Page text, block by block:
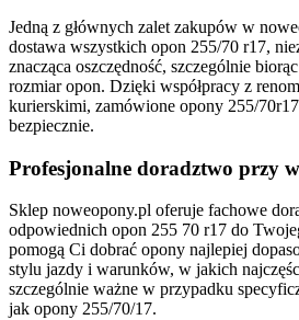
Jedną z głównych zalet zakupów w
dostawa wszystkich opon 255/70 r17,
znacząca oszczędność, szczególnie
rozmiar opon. Dzięki współpracy z
kurierskimi, zamówione opony 255/
bezpiecznie.
Profesjonalne doradztwo przy
Sklep noweopony.pl oferuje fachowe
odpowiednich opon 255 70 r17 do
pomogą Ci dobrać opony najlepiej
stylu jazdy i warunków, w jakich
szczególnie ważne w przypadku
jak opony 255/70/17.